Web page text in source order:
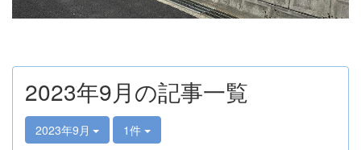
2023年9月の記事一覧
2023年9月 1件